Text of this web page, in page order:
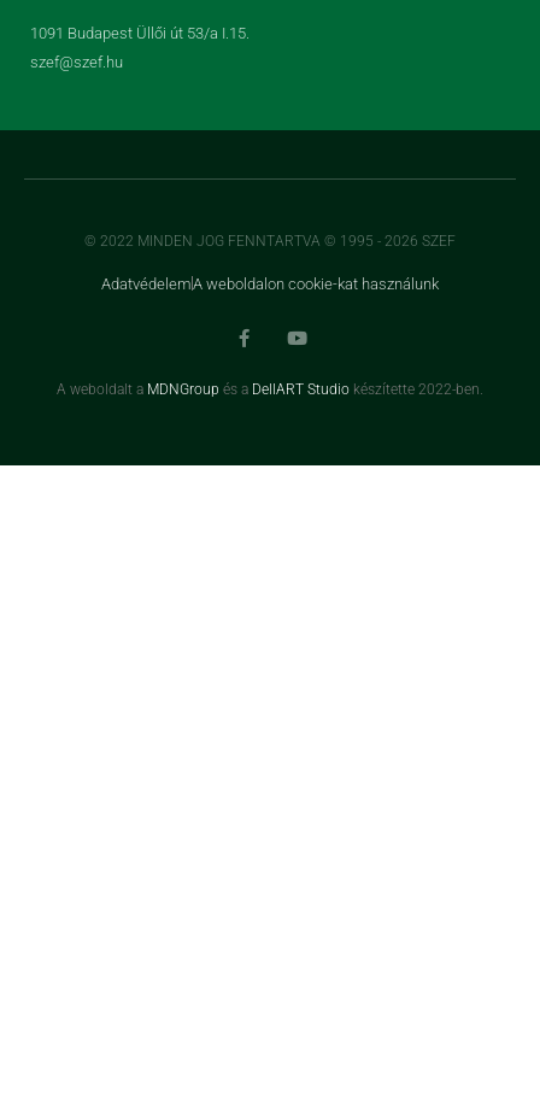
1091 Budapest Üllői út 53/a I.15.
szef@szef.hu
© 2022 MINDEN JOG FENNTARTVA © 1995 - 2026 SZEF
AdatvédelemA weboldalon cookie-kat használunk
A weboldalt a MDNGroup és a DellART Studio készítette 2022-ben.